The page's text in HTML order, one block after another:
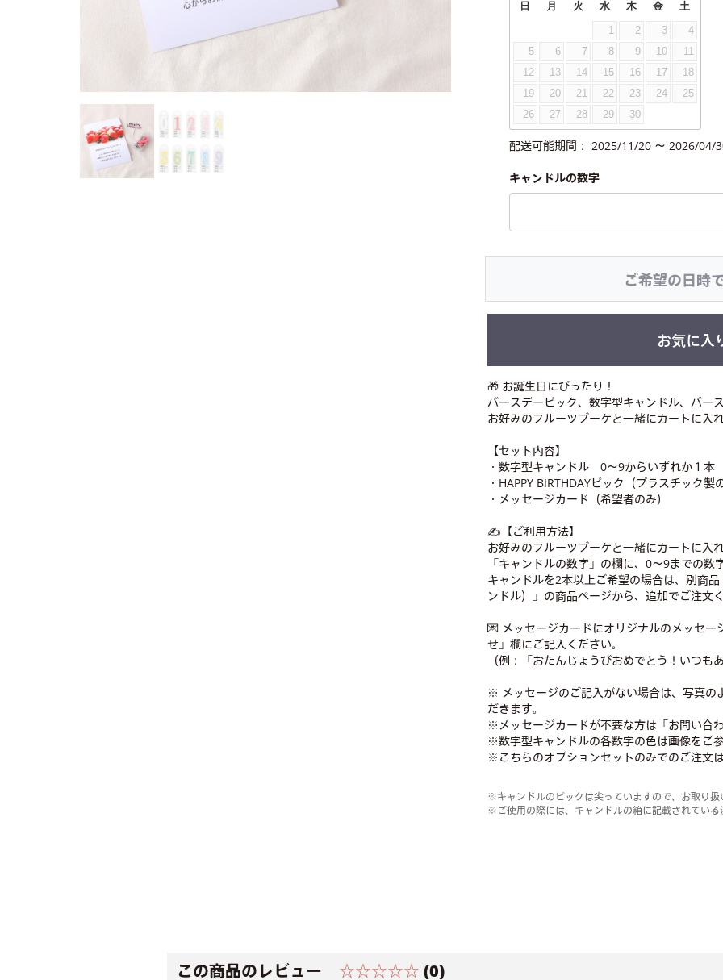
日 月 火 水 木 金 土
1 2 3
4
5
6 7 8 9 10
11
12
13 14 15 16 17
18
19
20 21 22 23 24
25
26
27 28 29 30
配送可能期間： 2025/11/20 ～ 2026/04/
キャンドルの数字
ご希望の日時
お気に入
🎁 お誕生日にぴったり！
バースデーピック、数字型キャンドル、バー
お好みのフルーツブーケと一緒にカートに入
【セット内容】
・数字型キャンドル 0〜9からいずれか１本
・HAPPY BIRTHDAYピック（プラスチック
・メッセージカード（希望者のみ）
✍️【ご利用方法】
お好みのフルーツブーケと一緒にカートに入
「キャンドルの数字」の欄に、0～9までの
キャンドルを2本以上ご希望の場合は、別商
ンドル）」の商品ページから、追加でご注文
💌 メッセージカードにオリジナルのメッセ
せ」欄にご記入ください。
（例：「おたんじょうびおめでとう！いつも
※ メッセージのご記入がない場合は、写真の
だきます。
※メッセージカードが不要な方は「お問い合
※数字型キャンドルの各数字の色は画像をご
※こちらのオプションセットのみでのご注文
※キャンドルのピックは尖っていますので、お取り
※ご使用の際には、キャンドルの箱に記載されてい
この商品のレビュー ☆☆☆☆☆ (0)